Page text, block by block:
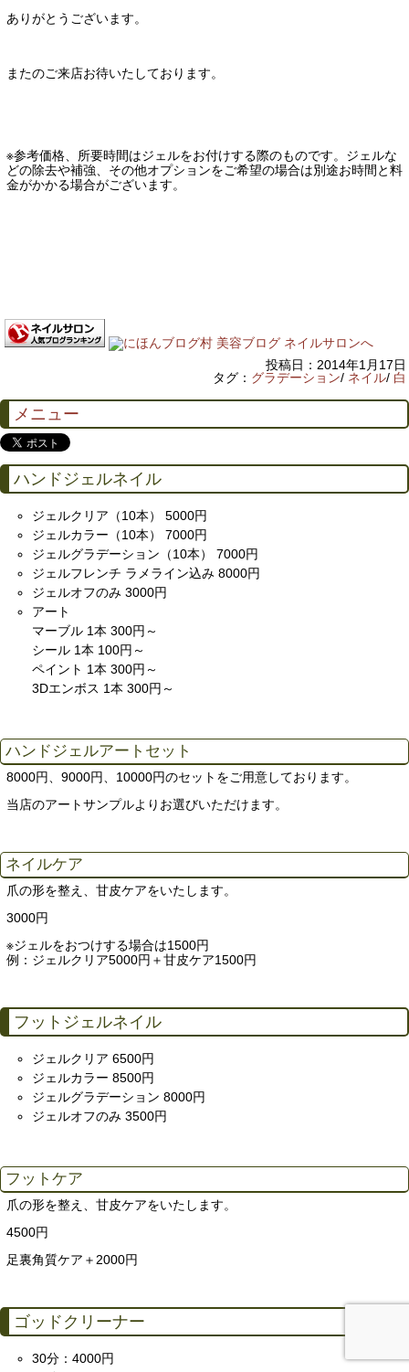
ありがとうございます。
またのご来店お待いたしております。
※参考価格、所要時間はジェルをお付けする際のものです。ジェルな
どの除去や補強、その他オプションをご希望の場合は別途お時間と料
金がかかる場合がございます。
投稿日：2014年1月17日
タグ： グラデーション/ ネイル/ 白
メニュー
ハンドジェルネイル
ジェルクリア（10本） 5000円
ジェルカラー（10本） 7000円
ジェルグラデーション（10本） 7000円
ジェルフレンチ ラメライン込み 8000円
ジェルオフのみ 3000円
アート
マーブル 1本 300円～
シール 1本 100円～
ペイント 1本 300円～
3Dエンボス 1本 300円～
ハンドジェルアートセット
8000円、9000円、10000円のセットをご用意しております。
当店のアートサンプルよりお選びいただけます。
ネイルケア
爪の形を整え、甘皮ケアをいたします。
3000円
※ジェルをおつけする場合は1500円
例：ジェルクリア5000円＋甘皮ケア1500円
フットジェルネイル
ジェルクリア 6500円
ジェルカラー 8500円
ジェルグラデーション 8000円
ジェルオフのみ 3500円
フットケア
爪の形を整え、甘皮ケアをいたします。
4500円
足裏角質ケア＋2000円
ゴッドクリーナー
30分：4000円